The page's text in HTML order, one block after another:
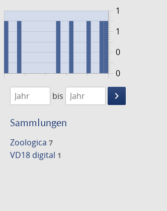
0
1
0
1
1731
1755
bis
keyboard_arrow_right
Suche
Sammlungen
Zoologica 7
VD18 digital 1